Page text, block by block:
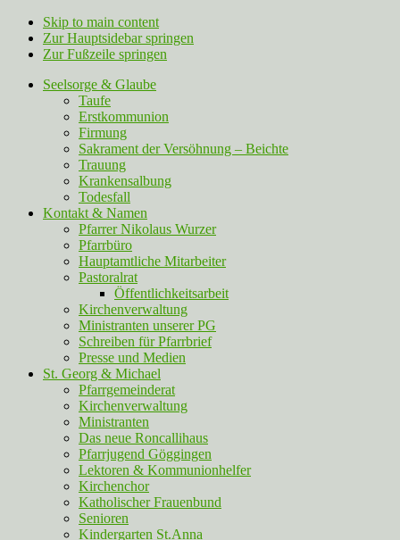
Skip to main content
Zur Hauptsidebar springen
Zur Fußzeile springen
Seelsorge & Glaube
Taufe
Erstkommunion
Firmung
Sakrament der Versöhnung – Beichte
Trauung
Krankensalbung
Todesfall
Kontakt & Namen
Pfarrer Nikolaus Wurzer
Pfarrbüro
Hauptamtliche Mitarbeiter
Pastoralrat
Öffentlichkeitsarbeit
Kirchenverwaltung
Ministranten unserer PG
Schreiben für Pfarrbrief
Presse und Medien
St. Georg & Michael
Pfarrgemeinderat
Kirchenverwaltung
Ministranten
Das neue Roncallihaus
Pfarrjugend Göggingen
Lektoren & Kommunionhelfer
Kirchenchor
Katholischer Frauenbund
Senioren
Kindergarten St.Anna